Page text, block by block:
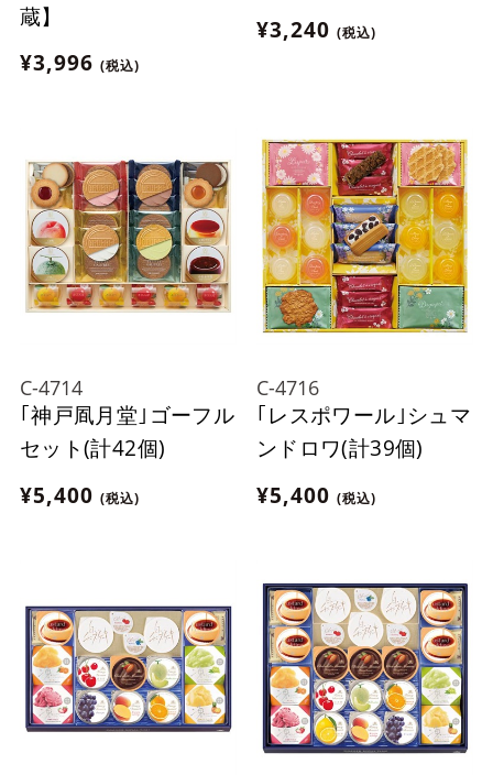
蔵】
¥3,996 (税込)
¥3,240 (税込)
C-4714
｢神戸凮月堂｣ゴーフル
セット(計42個)
¥5,400 (税込)
C-4716
｢レスポワール｣シュマ
ンドロワ(計39個)
¥5,400 (税込)